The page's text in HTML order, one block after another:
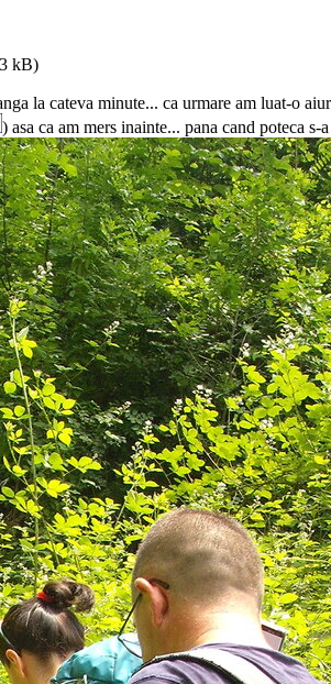
kB)
la cateva minute... ca urmare am luat-o
) asa ca am mers inainte... pana cand poteca